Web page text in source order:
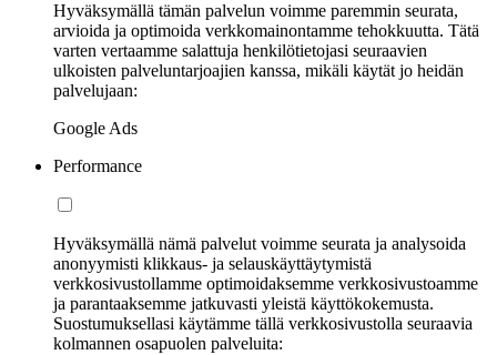
Hyväksymällä tämän palvelun voimme paremmin seurata,
arvioida ja optimoida verkkomainontamme tehokkuutta. Tätä
varten vertaamme salattuja henkilötietojasi seuraavien
ulkoisten palveluntarjoajien kanssa, mikäli käytät jo heidän
palvelujaan:
Google Ads
Performance
Hyväksymällä nämä palvelut voimme seurata ja analysoida
anonyymisti klikkaus- ja selauskäyttäytymistä
verkkosivustollamme optimoidaksemme verkkosivustoamme
ja parantaaksemme jatkuvasti yleistä käyttökokemusta.
Suostumuksellasi käytämme tällä verkkosivustolla seuraavia
kolmannen osapuolen palveluita: